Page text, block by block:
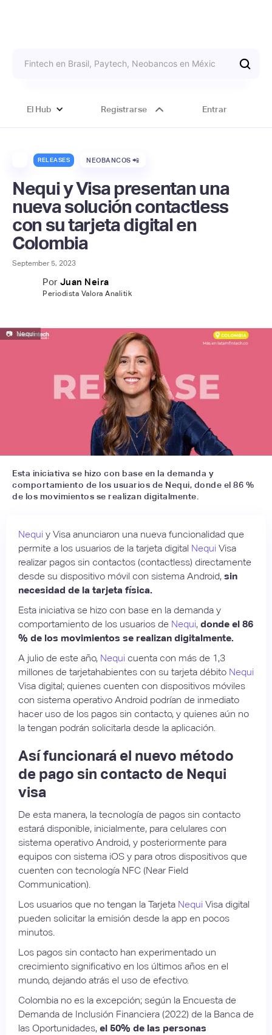
El Hub Registrarse Entrar
RELEASES NEOBANCOS 📲
Nequi y Visa presentan una
nueva solución contactless
con su tarjeta digital en
Colombia
September 5, 2023
Por Juan Neira
Periodista Valora Analitik
📷 Nequi
Esta iniciativa se hizo con base en la demanda y
comportamiento de los usuarios de Nequi, donde el 86 %
de los movimientos se realizan digitalmente.
Nequi y Visa anunciaron una nueva funcionalidad que
permite a los usuarios de la tarjeta digital Nequi Visa
realizar pagos sin contactos (contactless) directamente
desde su dispositivo móvil con sistema Android, sin
necesidad de la tarjeta física.
Esta iniciativa se hizo con base en la demanda y
comportamiento de los usuarios de Nequi, donde el 86
% de los movimientos se realizan digitalmente.
A julio de este año, Nequi cuenta con más de 1,3
millones de tarjetahabientes con su tarjeta débito Nequi
Visa digital; quienes cuenten con dispositivos móviles
con sistema operativo Android podrían de inmediato
hacer uso de los pagos sin contacto, y quienes aún no
la tengan podrán solicitarla desde la aplicación.
Así funcionará el nuevo método
de pago sin contacto de Nequi
visa
De esta manera, la tecnología de pagos sin contacto
estará disponible, inicialmente, para celulares con
sistema operativo Android, y posteriormente para
equipos con sistema iOS y para otros dispositivos que
cuenten con tecnología NFC (Near Field
Communication).
Los usuarios que no tengan la Tarjeta Nequi Visa digital
pueden solicitar la emisión desde la app en pocos
minutos.
Los pagos sin contacto han experimentado un
crecimiento significativo en los últimos años en el
mundo, dejando atrás el uso de efectivo.
Colombia no es la excepción; según la Encuesta de
Demanda de Inclusión Financiera (2022) de la Banca de
las Oportunidades, el 50% de las personas